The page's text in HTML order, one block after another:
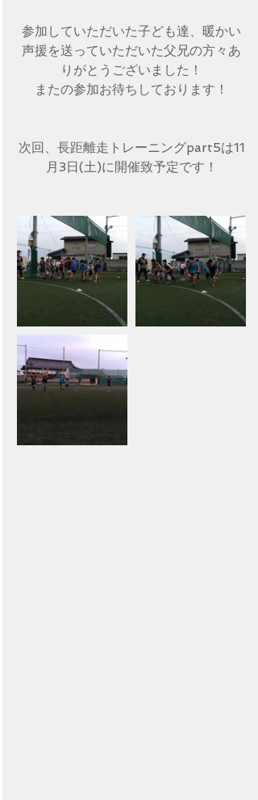
参加していただいた子ども達、暖かい
声援を送っていただいた父兄の方々あ
りがとうございました！
またの参加お待ちしております！
次回、長距離走トレーニングpart5は11
月3日(土)に開催致予定です！